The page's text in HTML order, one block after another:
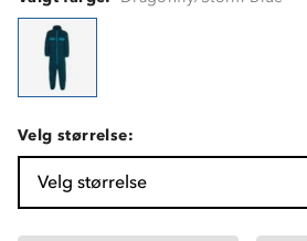
Velg størrelse:
Velg størrelse